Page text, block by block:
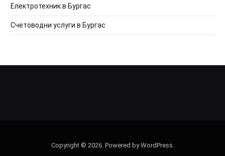
Електротехник в Бургас
Счетоводни услуги в Бургас
Copyright © 2026. Powered by WordPress.